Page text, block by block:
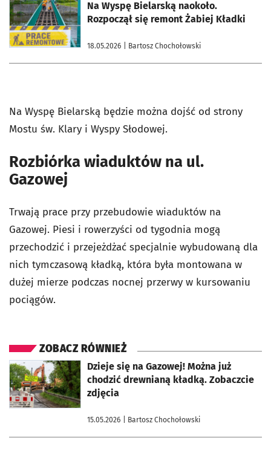
Na Wyspę Bielarską naokoło.
Rozpoczął się remont Żabiej Kładki
18.05.2026 | Bartosz Chochołowski
otworzy się w nowej karcie
Na Wyspę Bielarską będzie można dojść od strony
Mostu św. Klary i Wyspy Słodowej.
Rozbiórka wiaduktów na ul.
Gazowej
Trwają prace przy przebudowie wiaduktów na
Gazowej. Piesi i rowerzyści od tygodnia mogą
przechodzić i przejeżdżać specjalnie wybudowaną dla
nich tymczasową kładką, która była montowana w
dużej mierze podczas nocnej przerwy w kursowaniu
pociągów.
ZOBACZ RÓWNIEŻ
Dzieje się na Gazowej! Można już
chodzić drewnianą kładką. Zobaczcie
zdjęcia
15.05.2026 | Bartosz Chochołowski
otworzy się w nowej karcie